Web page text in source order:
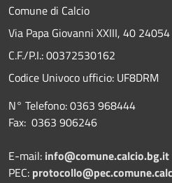
Comune di Calcio
Via Papa Giovanni XXIII, 40 24054
C.F./P.I.: 00372530162
Codice Univoco ufficio: UF8DRM
N° Telefono: 0363 968444
Fax: 0363 906246
E-mail: info@comune.calcio.bg.it
PEC: